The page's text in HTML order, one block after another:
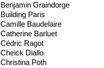
Benjamin Graindorge
Building Paris
Camille Baudelaire
Catherine Barluet
Cédric Ragot
Cheick Diallo
Christina Poth